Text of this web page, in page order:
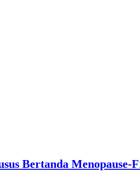
Bertanda Menopause-